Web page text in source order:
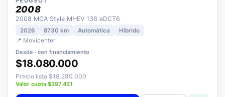
PEUGEOT
2008
2008 MCA Style MHEV 136 eDCT6
2026 8730 km
📍 Movicenter
Desde · con financiamiento
$18.080.000
Precio lista $18.280.000
Valor cuota $397.431